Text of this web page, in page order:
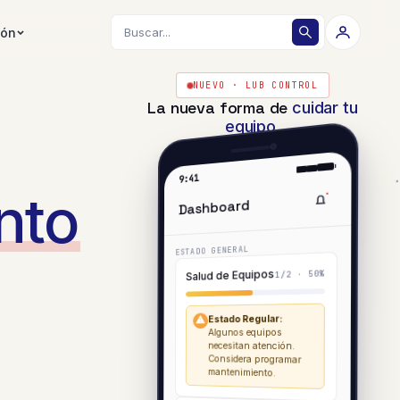
NUEVO · LUB CONTROL
La nueva forma de cuidar tu
equipo.
9:41
Dashboard
ESTADO GENERAL
Salud de Equipos1/2 · 50%
⚠ Estado Regular:
Algunos equipos
necesitan atención.
Considera programar
mantenimiento.